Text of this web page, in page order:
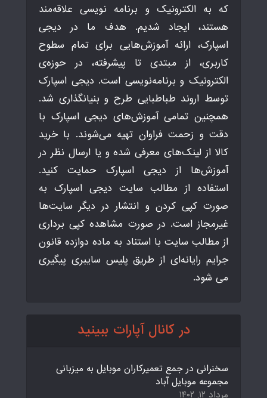
که به الکترونیک و برنامه نویسی علاقه‌مند
هستند، ایجاد شدیم. هدف ما در دیجی
اسپارک، ارائه آموزش‌هایی برای تمام سطوح
کاربری، از مبتدی تا پیشرفته، در حوزه‌ی
الکترونیک و برنامه‌نویسی است. دیجی اسپارک
توسط اروند طباطبایی طرح و بنیانگذاری شد.
همچنین تمامی آموزش‌های دیجی اسپارک با
دقت و زحمت فراوان تهیه می‌شوند. با خرید
کالا از لینک‌های معرفی شده و یا ارسال نظر در
آموزش‌ها از دیجی اسپارک حمایت کنید.
استفاده از مطالب سایت دیجی اسپارک به
صورت کپی کردن و انتشار در دیگر سایت‌ها
غیرمجاز است. در صورت مشاهده کپی برداری
از مطالب سایت با استناد به ماده دوازده قانون
جرایم رایانه‌ای از طریق پلیس سایبری پیگیری
می شود.
در کانال آپارات ببینید
سخنرانی در جمع تعمیرکاران موبایل به میزبانی
مجموعه موبایل آباد